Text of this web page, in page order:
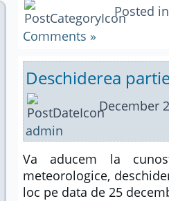
Posted
Comments »
Deschiderea
December
admin
Va aducem la
meteorologice,
loc pe data de 25